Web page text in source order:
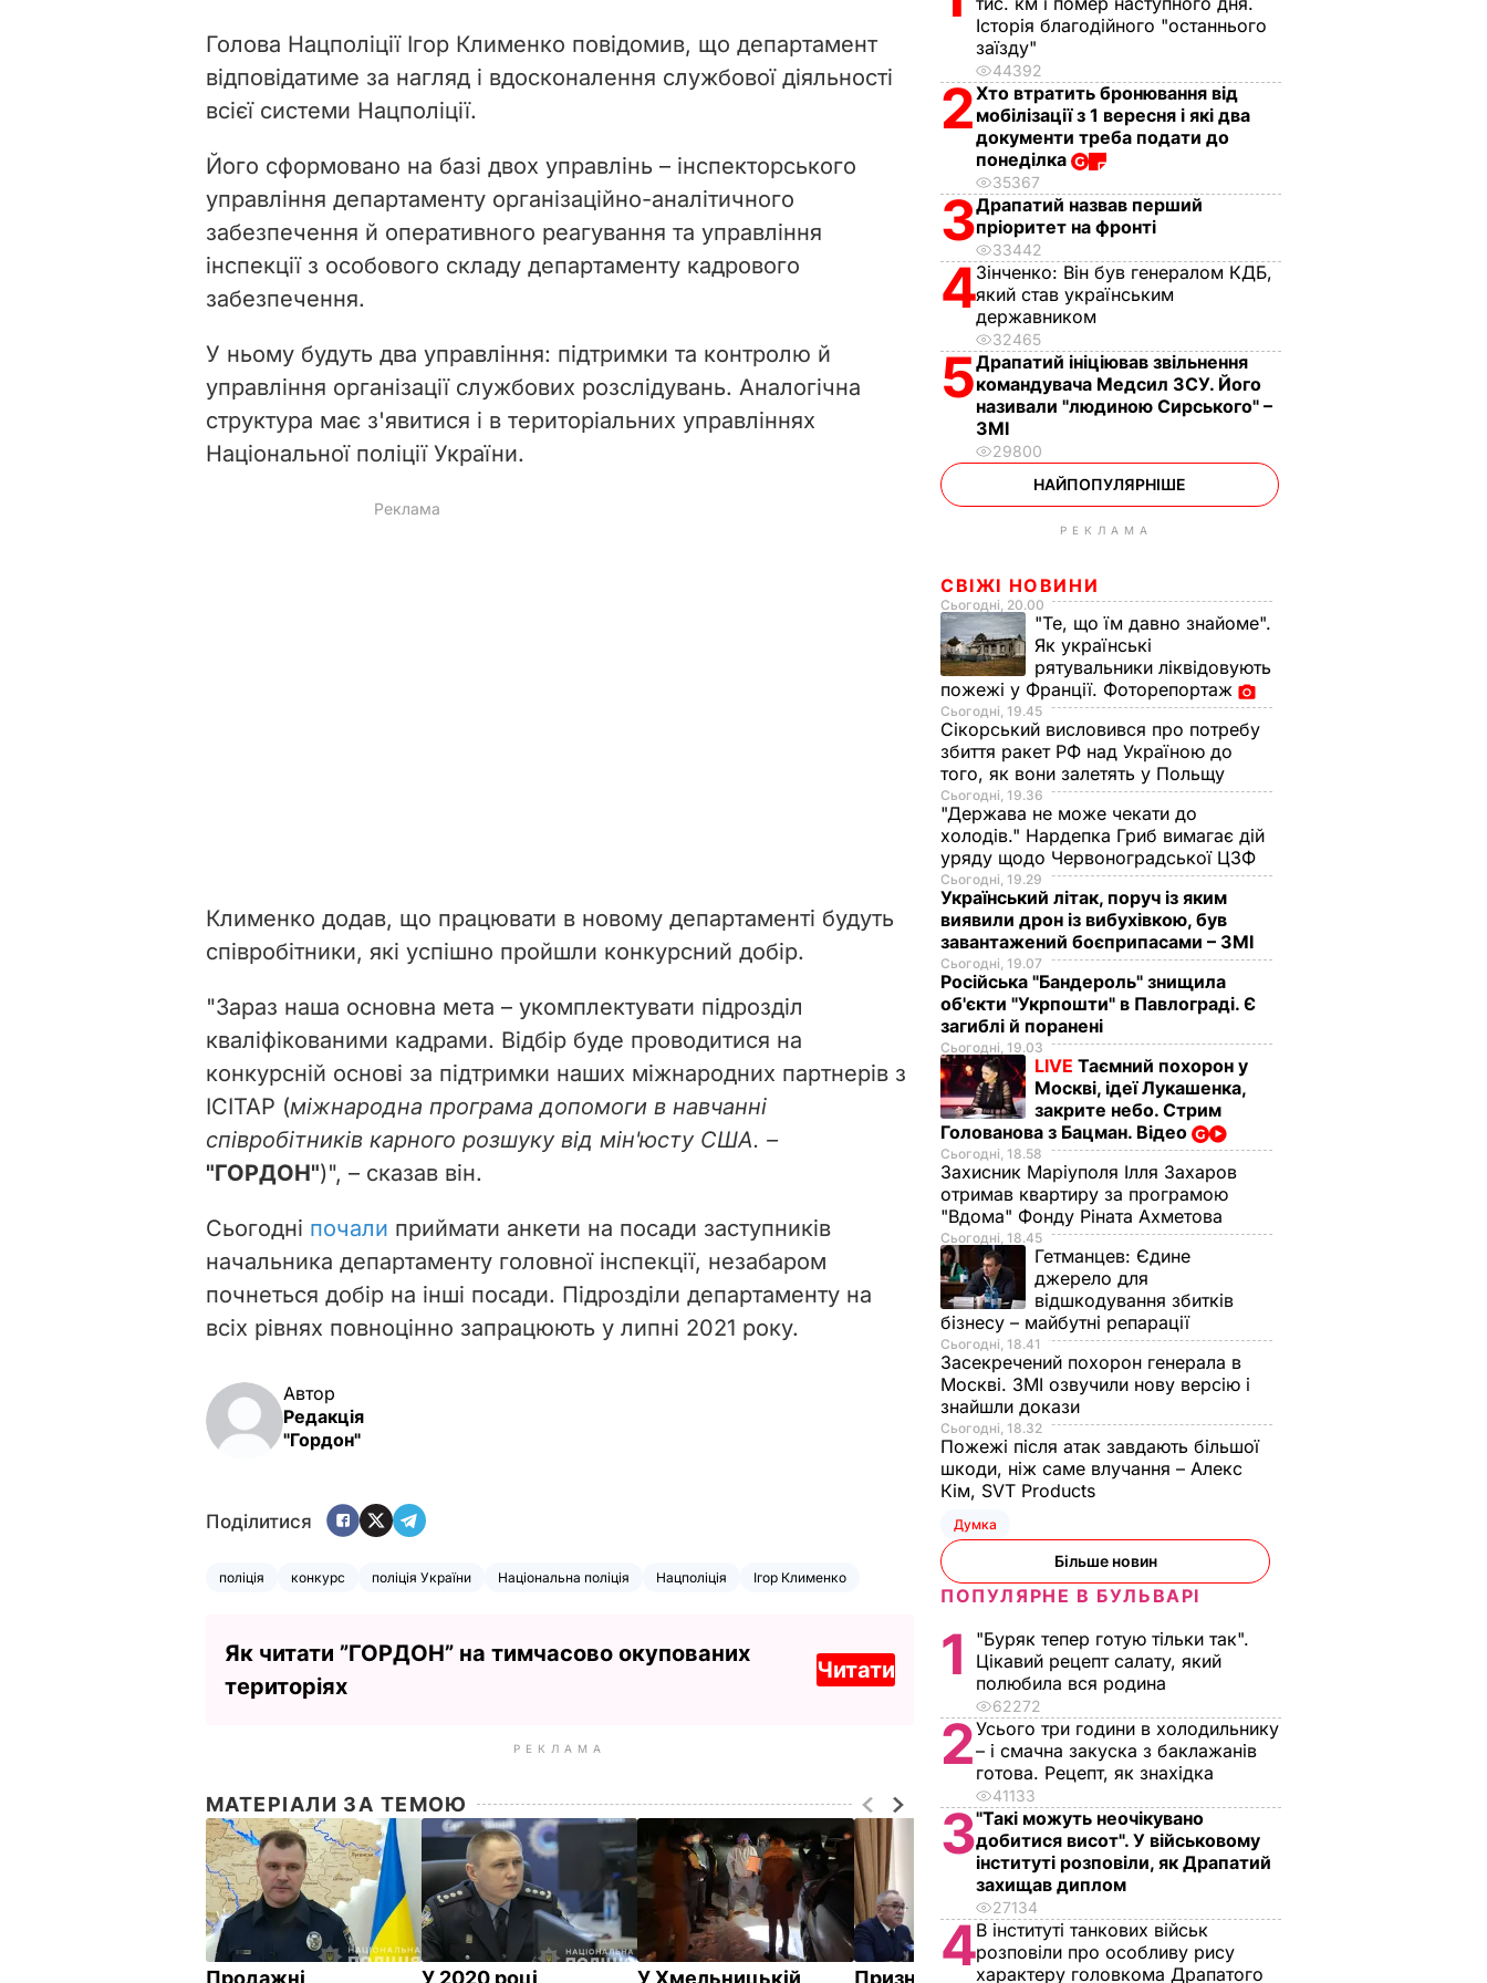
i
e
o
Голова Нацполіції Ігор Клименко повідомив, що департамент
відповідатиме за нагляд і вдосконалення службової діяльності
всієї системи Нацполіції.
Його сформовано на базі двох управлінь – інспекторського
управління департаменту організаційно-аналітичного
забезпечення й оперативного реагування та управління
інспекції з особового складу департаменту кадрового
забезпечення.
У ньому будуть два управління: підтримки та контролю й
управління організації службових розслідувань. Аналогічна
структура має з'явитися і в територіальних управліннях
Національної поліції України.
Клименко додав, що працювати в новому департаменті будуть
співробітники, які успішно пройшли конкурсний добір.
"Зараз наша основна мета – укомплектувати підрозділ
кваліфікованими кадрами. Відбір буде проводитися на
конкурсній основі за підтримки наших міжнародних партнерів з
ICITAP (міжнародна програма допомоги в навчанні
співробітників карного розшуку від мін'юсту США. –
"ГОРДОН")", – сказав він.
Сьогодні почали приймати анкети на посади заступників
начальника департаменту головної інспекції, незабаром
почнеться добір на інші посади. Підрозділи департаменту на
всіх рівнях повноцінно запрацюють у липні 2021 року.
Автор
Редакція
"Гордон"
Поділитися
поліція конкурс поліція України Національна поліція Нацполіція Ігор Клименко
Як читати ”ГОРДОН” на тимчасово окупованих
територіях
Читати
РЕКЛАМА
МАТЕРІАЛИ ЗА ТЕМОЮ
Продажні
У 2020 році
У Хмельницькій
Призначено нового
Історія благодійного "останнього
заїзду"
44392
2Хто втратить бронювання від
мобілізації з 1 вересня і які два
документи треба подати до
понеділка
35367
3Драпатий назвав перший
пріоритет на фронті
33442
4Зінченко: Він був генералом КДБ,
який став українським
державником
32465
5Драпатий ініціював звільнення
командувача Медсил ЗСУ. Його
називали "людиною Сирського" –
ЗМІ
29800
НАЙПОПУЛЯРНІШЕ
РЕКЛАМА
СВІЖІ НОВИНИ
Сьогодні, 20.00
"Те, що їм давно знайоме".
Як українські
рятувальники ліквідовують
пожежі у Франції. Фоторепортаж
Сьогодні, 19.45
Сікорський висловився про потребу
збиття ракет РФ над Україною до
того, як вони залетять у Польщу
Сьогодні, 19.36
"Держава не може чекати до
холодів." Нардепка Гриб вимагає дій
уряду щодо Червоноградської ЦЗФ
Сьогодні, 19.29
Український літак, поруч із яким
виявили дрон із вибухівкою, був
завантажений боєприпасами – ЗМІ
Сьогодні, 19.07
Російська "Бандероль" знищила
об'єкти "Укрпошти" в Павлограді. Є
загиблі й поранені
Сьогодні, 19.03
LIVE Таємний похорон у
Москві, ідеї Лукашенка,
закрите небо. Стрим
Голованова з Бацман. Відео
Сьогодні, 18.58
Захисник Маріуполя Ілля Захаров
отримав квартиру за програмою
"Вдома" Фонду Ріната Ахметова
Сьогодні, 18.45
Гетманцев: Єдине
джерело для
відшкодування збитків
бізнесу – майбутні репарації
Сьогодні, 18.41
Засекречений похорон генерала в
Москві. ЗМІ озвучили нову версію і
знайшли докази
Сьогодні, 18.32
Пожежі після атак завдають більшої
шкоди, ніж саме влучання – Алекс
Кім, SVT Products
Думка
Більше новин
ПОПУЛЯРНЕ В БУЛЬВАРІ
1
"Буряк тепер готую тільки так".
Цікавий рецепт салату, який
полюбила вся родина
62272
2Усього три години в холодильнику
– і смачна закуска з баклажанів
готова. Рецепт, як знахідка
41133
3"Такі можуть неочікувано
добитися висот". У військовому
інституті розповіли, як Драпатий
захищав диплом
27134
4В інституті танкових військ
розповіли про особливу рису
характеру головкома Драпатого